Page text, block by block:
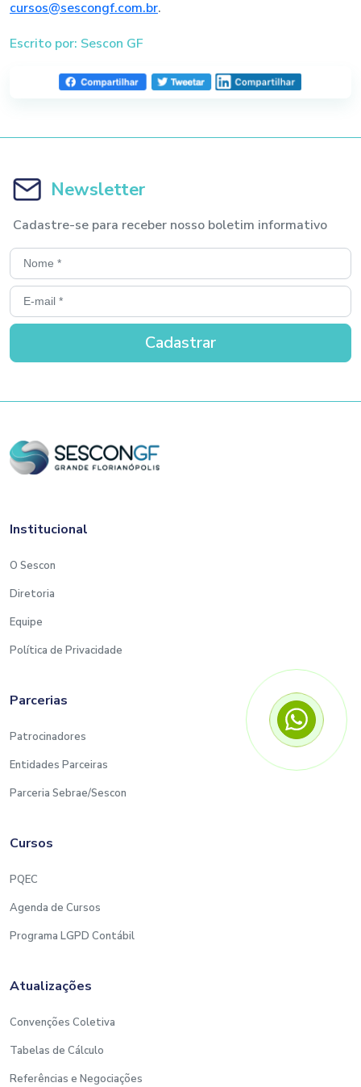
cursos@sescongf.com.br.
Escrito por: Sescon GF
Newsletter
Cadastre-se para receber nosso boletim informativo
Institucional
O Sescon
Diretoria
Equipe
Política de Privacidade
Parcerias
Patrocinadores
Entidades Parceiras
Parceria Sebrae/Sescon
Cursos
PQEC
Agenda de Cursos
Programa LGPD Contábil
Atualizações
Convenções Coletiva
Tabelas de Cálculo
Referências e Negociações